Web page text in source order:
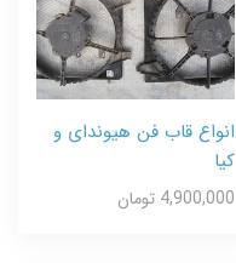
انواع قاب فن هیوندای و
کیا
4,900,000 تومان